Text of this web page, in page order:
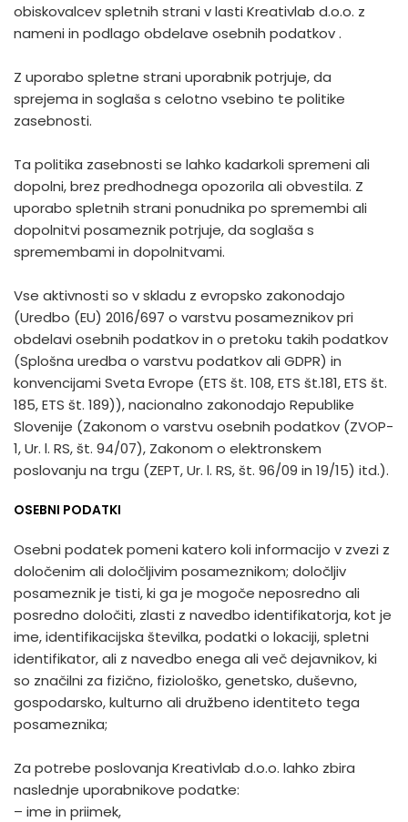
obiskovalcev spletnih strani v lasti Kreativlab d.o.o. z
nameni in podlago obdelave osebnih podatkov .
Z uporabo spletne strani uporabnik potrjuje, da
sprejema in soglaša s celotno vsebino te politike
zasebnosti.
Ta politika zasebnosti se lahko kadarkoli spremeni ali
dopolni, brez predhodnega opozorila ali obvestila. Z
uporabo spletnih strani ponudnika po spremembi ali
dopolnitvi posameznik potrjuje, da soglaša s
spremembami in dopolnitvami.
Vse aktivnosti so v skladu z evropsko zakonodajo
(Uredbo (EU) 2016/697 o varstvu posameznikov pri
obdelavi osebnih podatkov in o pretoku takih podatkov
(Splošna uredba o varstvu podatkov ali GDPR) in
konvencijami Sveta Evrope (ETS št. 108, ETS št.181, ETS št.
185, ETS št. 189)), nacionalno zakonodajo Republike
Slovenije (Zakonom o varstvu osebnih podatkov (ZVOP-
1, Ur. l. RS, št. 94/07), Zakonom o elektronskem
poslovanju na trgu (ZEPT, Ur. l. RS, št. 96/09 in 19/15) itd.).
OSEBNI PODATKI
Osebni podatek pomeni katero koli informacijo v zvezi z
določenim ali določljivim posameznikom; določljiv
posameznik je tisti, ki ga je mogoče neposredno ali
posredno določiti, zlasti z navedbo identifikatorja, kot je
ime, identifikacijska številka, podatki o lokaciji, spletni
identifikator, ali z navedbo enega ali več dejavnikov, ki
so značilni za fizično, fiziološko, genetsko, duševno,
gospodarsko, kulturno ali družbeno identiteto tega
posameznika;
Za potrebe poslovanja Kreativlab d.o.o. lahko zbira
naslednje uporabnikove podatke:
– ime in priimek,